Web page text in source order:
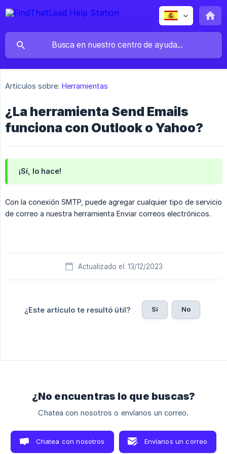
Artículos sobre: Herramientas
¿La herramienta Send Emails
funciona con Outlook o Yahoo?
¡Sí, lo hace!
Con la conexión SMTP, puede agregar cualquier tipo de servicio
de correo a nuestra herramienta Enviar correos electrónicos.
Actualizado el: 13/12/2023
¿Este artículo te resultó útil? Sí No
¿No encuentras lo que buscas?
Chatea con nosotros o envíanos un correo.
Chatea con nosotros Envíanos un correo